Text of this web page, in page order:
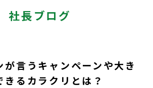
社長ブログ
が言うキャンペーンや大き
きるカラクリとは？